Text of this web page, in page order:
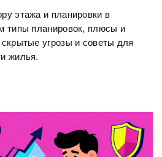
этажа и планировки в
типы планировок, плюсы и
угрозы и советы для
жилья.